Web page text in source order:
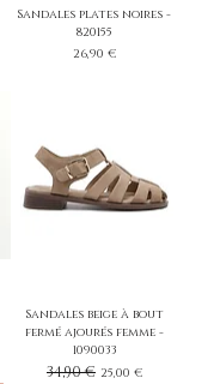
Sandales plates noires -
820155
Prix
26,90 €
Sandales beige à bout
fermé ajourés femme -
1090033
Prix original
34,90 € Prix promotionnel
25,00 €